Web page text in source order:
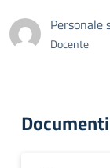
Personale
Docente
Documenti